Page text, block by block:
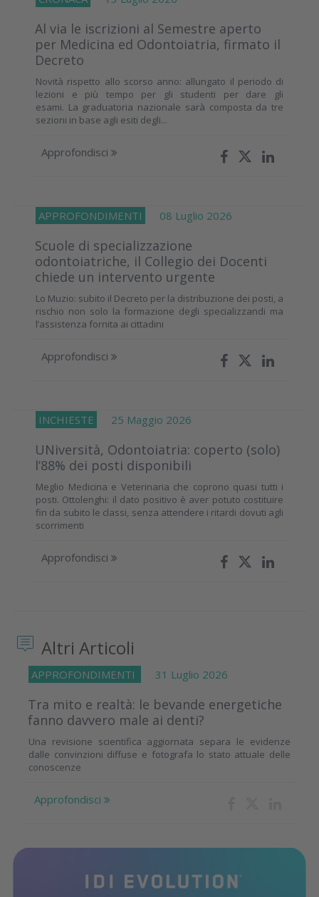
Al via le iscrizioni al Semestre aperto
per Medicina ed Odontoiatria, firmato il
Decreto
Novità rispetto allo scorso anno: allungato il periodo di
lezioni e più tempo per gli studenti per dare gli
esami. La graduatoria nazionale sarà composta da tre
sezioni in base agli esiti degli...
Approfondisci
APPROFONDIMENTI 08 Luglio 2026
Scuole di specializzazione
odontoiatriche, il Collegio dei Docenti
chiede un intervento urgente
Lo Muzio: subito il Decreto per la distribuzione dei posti, a
rischio non solo la formazione degli specializzandi ma
l’assistenza fornita ai cittadini
Approfondisci
INCHIESTE 25 Maggio 2026
UNiversità, Odontoiatria: coperto (solo)
l’88% dei posti disponibili
Meglio Medicina e Veterinaria che coprono quasi tutti i
posti. Ottolenghi: il dato positivo è aver potuto costituire
fin da subito le classi, senza attendere i ritardi dovuti agli
scorrimenti
Approfondisci
Altri Articoli
APPROFONDIMENTI 31 Luglio 2026
Tra mito e realtà: le bevande energetiche
fanno davvero male ai denti?
Una revisione scientifica aggiornata separa le evidenze
dalle convinzioni diffuse e fotografa lo stato attuale delle
conoscenze
Approfondisci